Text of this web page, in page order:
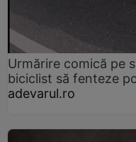
Urmărire comică pe
biciclist să fenteze
adevarul.ro